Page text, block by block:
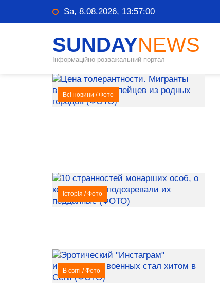
Sa, 8.08.2026, 13:57:00
SUNDAYNEWS
Інформаційно-розважальний портал
Всі новини /Фото
Історія /Фото
В світі /Фото